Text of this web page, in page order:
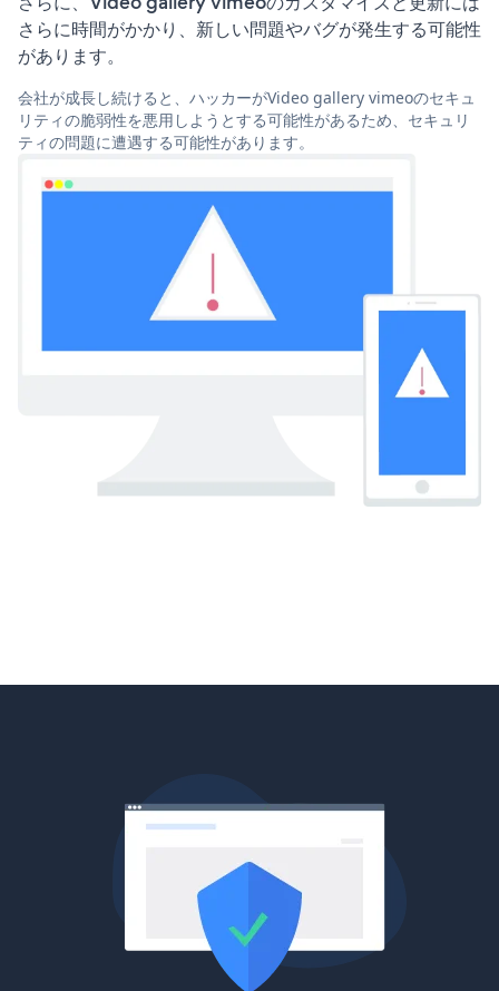
さらに時間がかかり、新しい問題やバグが発生する可能性
があります。
会社が成長し続けると、ハッカーがVideo gallery vimeoのセキュ
リティの脆弱性を悪用しようとする可能性があるため、セキュリ
ティの問題に遭遇する可能性があります。